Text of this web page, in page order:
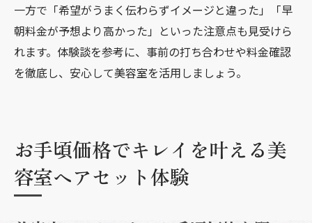
一方で「希望がうまく伝わらずイメージと違った」「早
朝料金が予想より高かった」といった注意点も見受けら
れます。体験談を参考に、事前の打ち合わせや料金確認
を徹底し、安心して美容室を活用しましょう。
お手頃価格でキレイを叶える美
容室ヘアセット体験